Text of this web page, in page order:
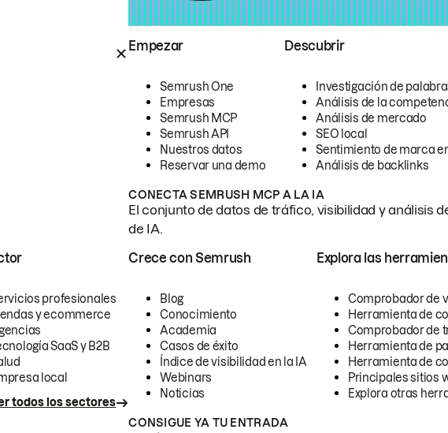
Empezar
Semrush One
Empresas
Semrush MCP
Semrush API
Nuestros datos
Reservar una demo
Descubrir
Investigación de
Análisis de la
Análisis de mercado
SEO local
Sentimiento de marca
Análisis de backlinks
CONECTA SEMRUSH MCP A LA IA
El conjunto de datos de tráfico, visibilidad y análisis
de IA.
profesionales
y ecommerce
SaaS y B2B
local
todos los sectores
Crece con Semrush
Blog
Conocimiento
Academia
Casos de éxito
Índice de visibilidad en la IA
Webinars
Noticias
Explora las
Comprobador de
Herramienta de
Comprobador de
Herramienta de
Herramienta de
Principales sitios
Explora otras
CONSIGUE YA TU ENTRADA